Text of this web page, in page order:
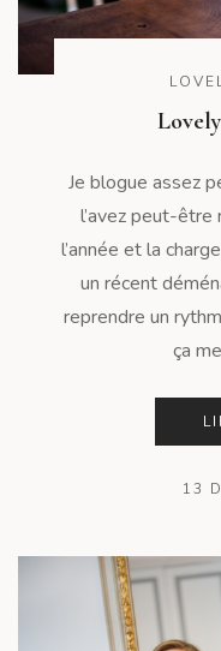
Je blogue assez
l’avez peut-être
l’année et la
un récent
reprendre un
ça
13